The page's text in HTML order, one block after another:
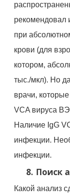
рекомендовал
при
крови (для
котором,
тыс./мкл). Но
врачи,
VCA вируса
Наличие IgG
инфекции.
инфекции.
8. Поиск
Какой анализ